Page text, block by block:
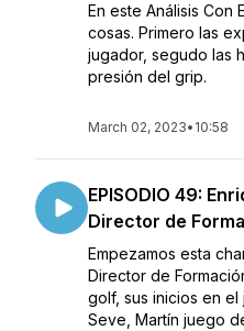
En este Análisis Con
cosas. Primero las
jugador, segudo las
presión del grip.
March 02, 2023• 10:58
EPISODIO 49:
Director de
Empezamos esta
Director de
golf, sus inicios en
Seve, Martín juego